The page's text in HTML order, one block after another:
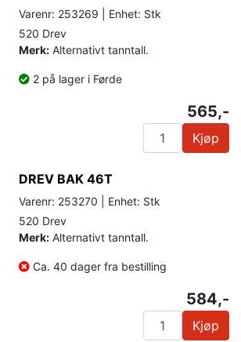
Varenr: 253269 | Enhet: Stk
520 Drev
Merk: Alternativt tanntall.
2 på lager i Førde
565,-
Kjøp
DREV BAK 46T
Varenr: 253270 | Enhet: Stk
520 Drev
Merk: Alternativt tanntall.
Ca. 40 dager fra bestilling
584,-
Kjøp